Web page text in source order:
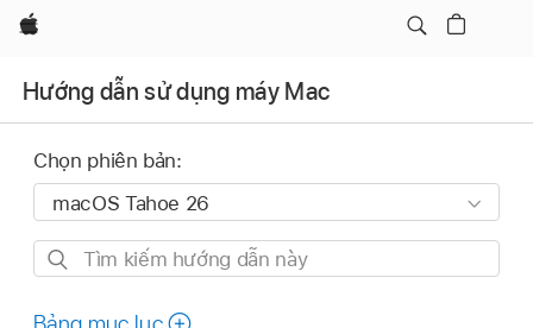
Apple
Hướng dẫn sử dụng máy Mac
Chọn phiên bản:
Tìm
hướng